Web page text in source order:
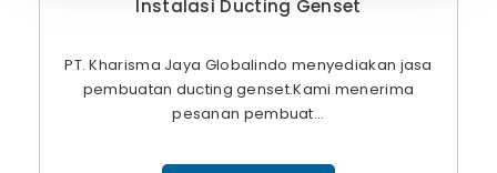
Instalasi Ducting Genset
PT. Kharisma Jaya Globalindo menyediakan jasa
pembuatan ducting genset.Kami menerima
pesanan pembuat...